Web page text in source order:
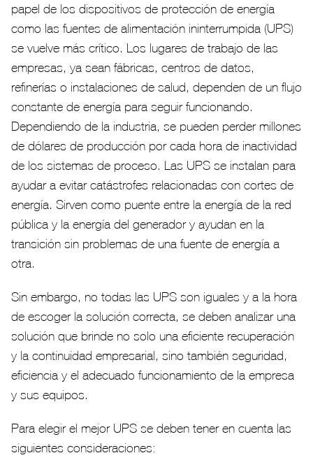
papel de los dispositivos de protección de energía
como las fuentes de alimentación ininterrumpida (UPS)
se vuelve más crítico. Los lugares de trabajo de las
empresas, ya sean fábricas, centros de datos,
refinerías o instalaciones de salud, dependen de un flujo
constante de energía para seguir funcionando.
Dependiendo de la industria, se pueden perder millones
de dólares de producción por cada hora de inactividad
de los sistemas de proceso. Las UPS se instalan para
ayudar a evitar catástrofes relacionadas con cortes de
energía. Sirven como puente entre la energía de la red
pública y la energía del generador y ayudan en la
transición sin problemas de una fuente de energía a
otra.
Sin embargo, no todas las UPS son iguales y a la hora
de escoger la solución correcta, se deben analizar una
solución que brinde no solo una eficiente recuperación
y la continuidad empresarial, sino también seguridad,
eficiencia y el adecuado funcionamiento de la empresa
y sus equipos.
Para elegir el mejor UPS se deben tener en cuenta las
siguientes consideraciones: